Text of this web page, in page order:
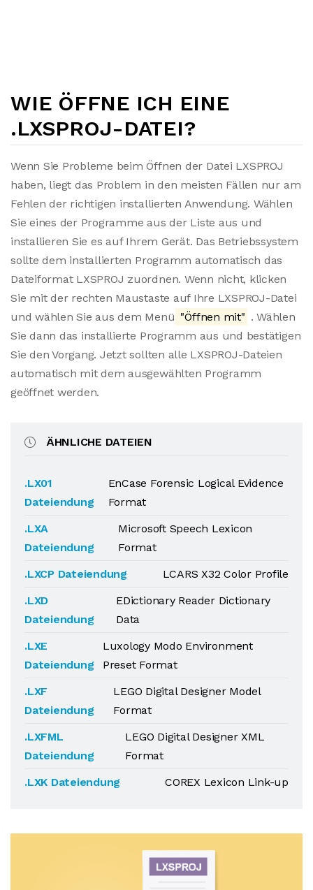
WIE ÖFFNE ICH EINE
.LXSPROJ-DATEI?
Wenn Sie Probleme beim Öffnen der Datei LXSPROJ
haben, liegt das Problem in den meisten Fällen nur am
Fehlen der richtigen installierten Anwendung. Wählen
Sie eines der Programme aus der Liste aus und
installieren Sie es auf Ihrem Gerät. Das Betriebssystem
sollte dem installierten Programm automatisch das
Dateiformat LXSPROJ zuordnen. Wenn nicht, klicken
Sie mit der rechten Maustaste auf Ihre LXSPROJ-Datei
und wählen Sie aus dem Menü "Öffnen mit" . Wählen
Sie dann das installierte Programm aus und bestätigen
Sie den Vorgang. Jetzt sollten alle LXSPROJ-Dateien
automatisch mit dem ausgewählten Programm
geöffnet werden.
ÄHNLICHE DATEIEN
.LX01
Dateiendung
EnCase Forensic Logical Evidence
Format
.LXA
Dateiendung
Microsoft Speech Lexicon
Format
.LXCP Dateiendung
LCARS X32 Color Profile
.LXD
Dateiendung
EDictionary Reader Dictionary
Data
.LXE
Dateiendung
Luxology Modo Environment
Preset Format
.LXF
Dateiendung
LEGO Digital Designer Model
Format
.LXFML
Dateiendung
LEGO Digital Designer XML
Format
.LXK Dateiendung
COREX Lexicon Link-up